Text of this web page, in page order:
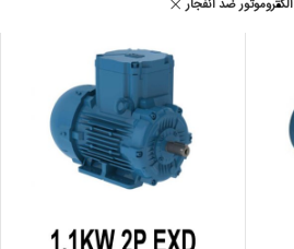
الکتروموتور ضد انفجار